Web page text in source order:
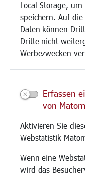
Local Storage,
speichern. Auf die
Daten können
Dritte nicht
Werbezwecken
Erfassen
von
Aktivieren Sie
Webstatistik
Wenn eine
wird das
Glasfaserausbau
Aktuelle Baustellen
Paddelteich
CINDY S
Kultur/Freizeit/
Veranstaltungen
Neue Stadthalle Langen
Bäder
Musikschule
Stadtbücherei
Stadtarchiv